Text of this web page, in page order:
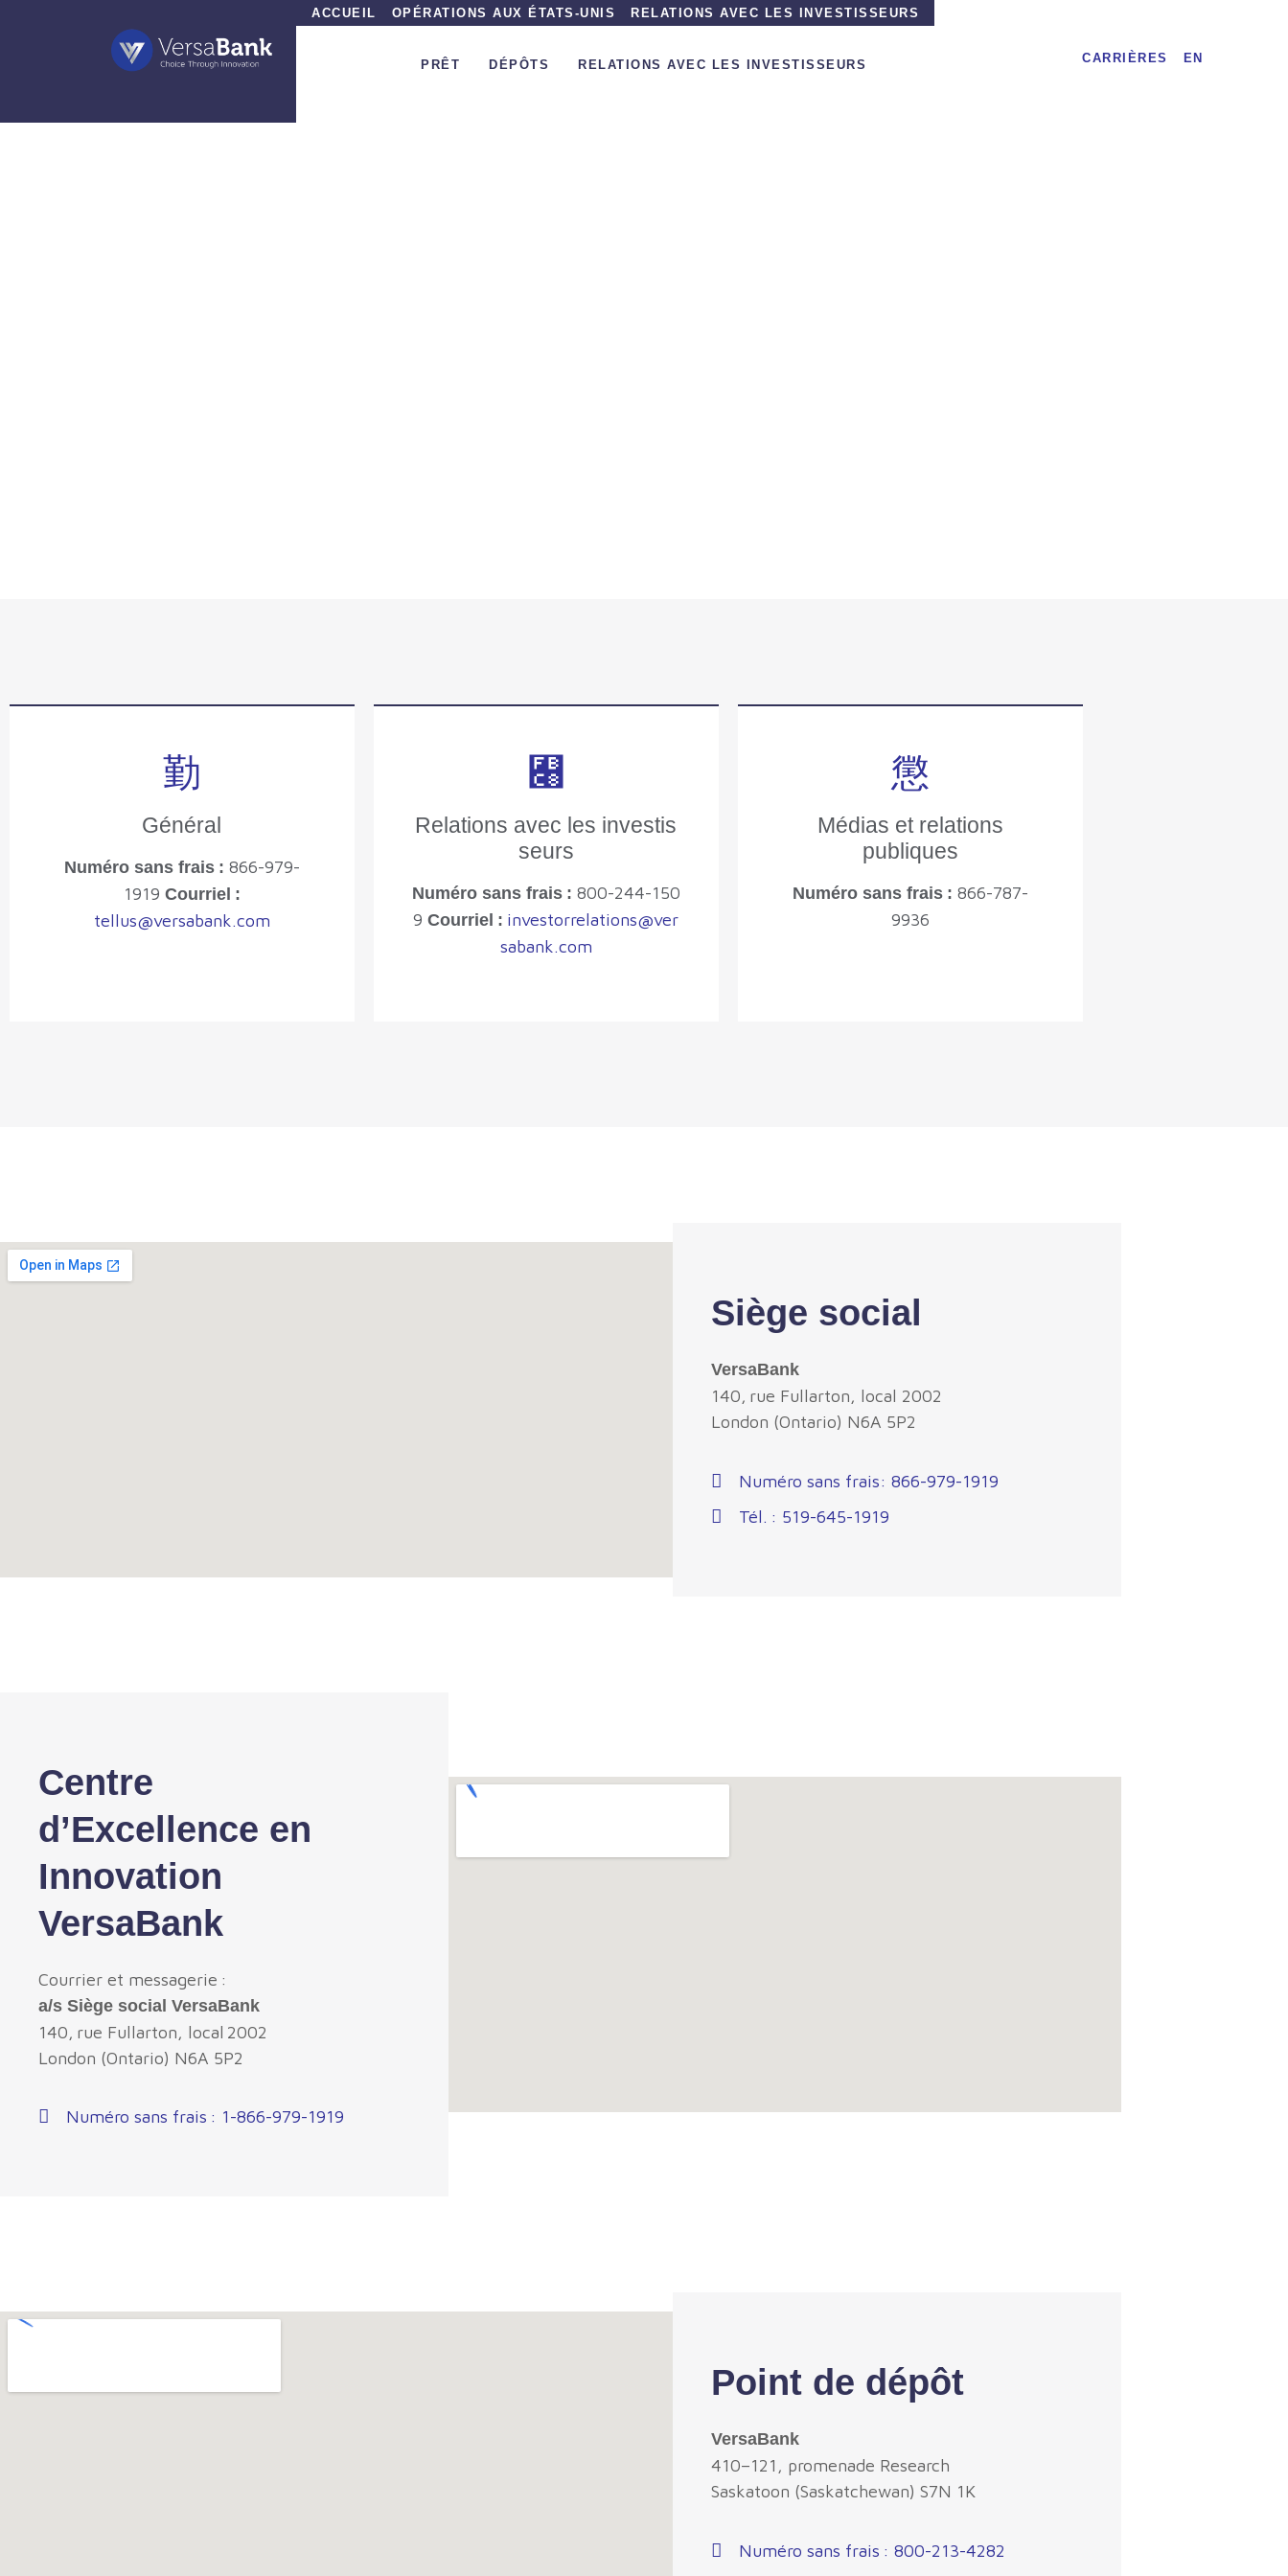
ACCUEIL OPÉRATIONS AUX ÉTATS-UNIS RELATIONS AVEC LES INVESTISSEURS
PRÊT DÉPÔTS RELATIONS AVEC LES INVESTISSEURS CARRIÈRES EN
Général
Numéro sans frais : 866-979-
1919 Courriel :
tellus@versabank.com
Relations avec les investis
seurs
Numéro sans frais : 800-244-150
9Courriel : investorrelations@ver
sabank.com
Médias et relations
publiques
Numéro sans frais : 866-787-
9936
Siège social
VersaBank
140, rue Fullarton, local 2002
London (Ontario) N6A 5P2
Numéro sans frais: 866-979-1919
Tél. : 519-645-1919
Centre
d’Excellence en
Innovation
VersaBank
Courrier et messagerie :
a/s Siège social VersaBank
140, rue Fullarton, local 2002
London (Ontario) N6A 5P2
Numéro sans frais : 1-866-979-1919
Point de dépôt
VersaBank
410–121, promenade Research
Saskatoon (Saskatchewan) S7N 1K
Numéro sans frais : 800-213-4282